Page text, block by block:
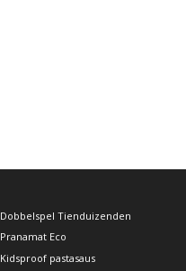
Dobbelspel Tienduizenden
Pranamat Eco
Kidsproof pastasaus